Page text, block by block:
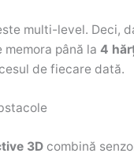
multi-level. Deci,
memora până la 4
de fiecare dată.
3Dcombină